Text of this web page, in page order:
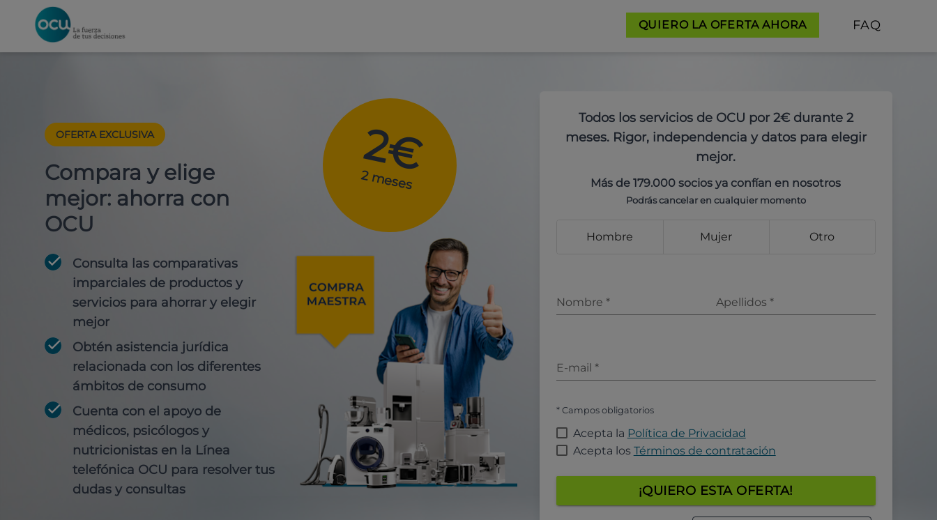
QUIERO LA OFERTA AHORA FAQ
OFERTA EXCLUSIVA
Compara y elige
mejor: ahorra con
OCU
Consulta las comparativas
imparciales de productos y
servicios para ahorrar y elegir
mejor
Obtén asistencia jurídica
relacionada con los diferentes
ámbitos de consumo
Cuenta con el apoyo de
médicos, psicólogos y
nutricionistas en la Línea
telefónica OCU para resolver tus
dudas y consultas
2€
2 meses
Todos los servicios de OCU por 2€ durante 2
meses. Rigor, independencia y datos para elegir
mejor.
Más de 179.000 socios ya confían en nosotros
Podrás cancelar en cualquier momento
Hombre Mujer Otro
Nombre * Apellidos *
E-mail *
* Campos obligatorios
Acepta la Política de Privacidad
Acepta los Términos de contratación
¡QUIERO ESTA OFERTA!